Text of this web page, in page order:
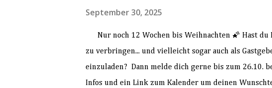
September 30, 2025
Nur noch 12 Wochen bis Weihnachten 🌠 Hast du
zu verbringen... und vielleicht sogar auch als
einzuladen? Dann melde dich gerne bis zum 26.10.
Infos und ein Link zum Kalender um deinen